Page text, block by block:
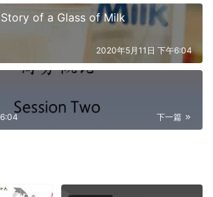
Story of a Glass of Milk
2020年5月11日 下午6:04
下一篇